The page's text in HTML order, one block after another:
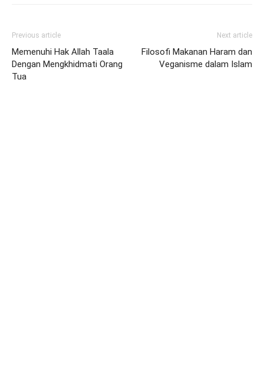
Previous article
Memenuhi Hak Allah Taala
Dengan Mengkhidmati Orang
Tua
Next article
Filosofi Makanan Haram dan
Veganisme dalam Islam